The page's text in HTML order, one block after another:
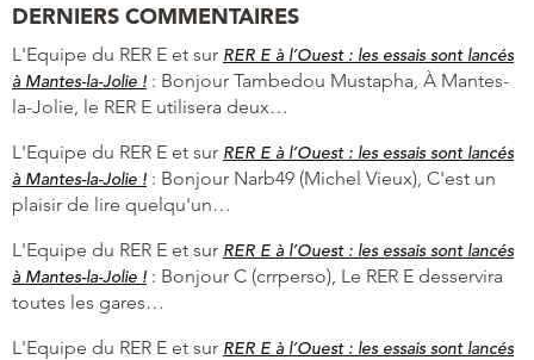
DERNIERS COMMENTAIRES
L'Equipe du RER E et sur RER E à l’Ouest : les essais sont lancés
à Mantes-la-Jolie ! : Bonjour Tambedou Mustapha, À Mantes-
la-Jolie, le RER E utilisera deux…
L'Equipe du RER E et sur RER E à l’Ouest : les essais sont lancés
à Mantes-la-Jolie ! : Bonjour Narb49 (Michel Vieux), C'est un
plaisir de lire quelqu'un…
L'Equipe du RER E et sur RER E à l’Ouest : les essais sont lancés
à Mantes-la-Jolie ! : Bonjour C (crrperso), Le RER E desservira
toutes les gares…
L'Equipe du RER E et sur RER E à l’Ouest : les essais sont lancés